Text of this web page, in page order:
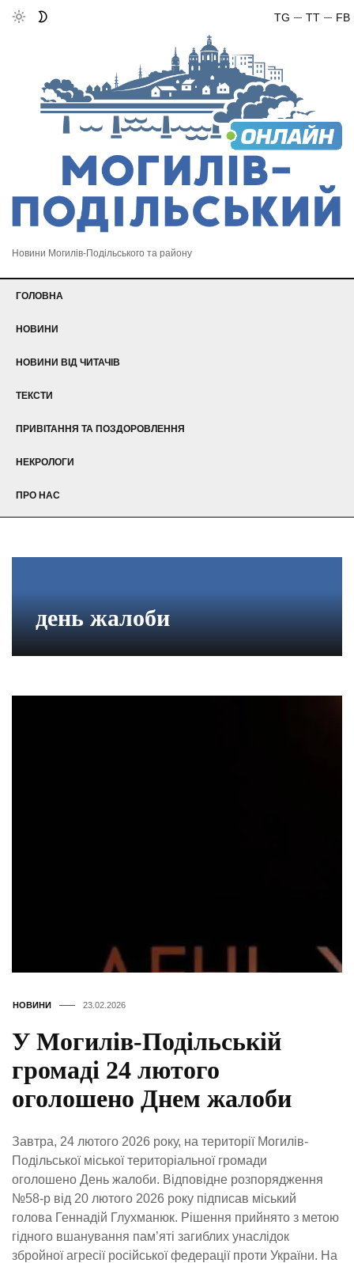
FB
TT
TG
Новини Могилів-Подільського та району
ГОЛОВНА
НОВИНИ
НОВИНИ ВІД ЧИТАЧІВ
ТЕКСТИ
ПРИВІТАННЯ ТА ПОЗДОРОВЛЕННЯ
НЕКРОЛОГИ
ПРО НАС
день жалоби
НОВИНИ 23.02.2026
У Могилів-Подільській
громаді 24 лютого
оголошено Днем жалоби
Завтра, 24 лютого 2026 року, на території Могилів-
Подільської міської територіальної громади
оголошено День жалоби. Відповідне розпорядження
№58-р від 20 лютого 2026 року підписав міський
голова Геннадій Глухманюк. Рішення прийнято з метою
гідного вшанування пам’яті загиблих унаслідок
збройної агресії російської федерації проти України. На